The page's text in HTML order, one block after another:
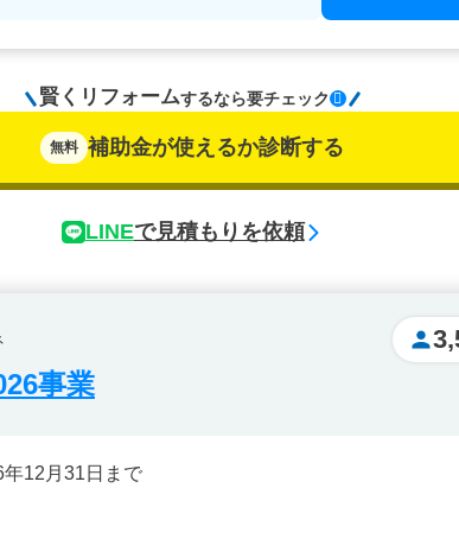
賢くリフォームするなら要チェック
無料 補助金が使えるか診断する
LINEで見積もりを依頼
事業
年12月31日まで